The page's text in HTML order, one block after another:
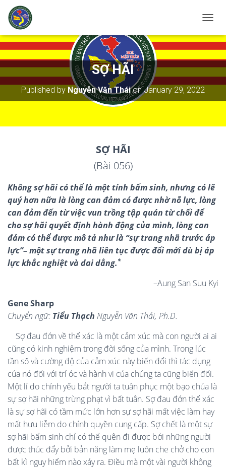
O
G
N
V
SỢ HÃI
Published by Nguyễn Văn TháionJanuary 29, 2022
SỢHÃI
(Bài 056)
Không sợ hãi có thể là một tính bẩm sinh, nhưng có lẽ
quý hơn nữa là lòng can đảm có được nhờ nỗ lực, lòng
can đảm đến từ việc vun trồng tập quán từ chối để
cho sợ hãi quyết định hành động của mình, lòng can
đảm có thể được mô tả như là “sự trang nhã trước áp
lực”– một sự trang nhã liên tục được đổi mới dù bị áp
lực khắc nghiệt và dai dẳng.*
–Aung San Suu Kyi
Gene Sharp
Chuyển ngữ: Tiểu Thạch Nguyễn Văn Thái, Ph.D.
Sợ đau đớn về thể xác là một cảm xúc mà con người ai ai
cũng có kinh nghiệm trong đời sống của mình. Trong lúc
tần số và cường độ của cảm xúc này biến đổi thì tác dụng
của nó đối với trí óc và hành vi của chúng ta cũng biến đổi.
Một lí do chính yếu bắt người ta tuân phục một bạo chúa là
sự sợ hãi những trừng phạt vì bất tuân. Sợ đau đớn thể xác
là sự sợ hãi có tầm mức lớn hơn sự sợ hãi mất việc làm hay
mất hưu liễm do chính quyền cung cấp. Sợ chết là một sự
sợ hãi bẩm sinh chỉ có thể quên đi được bởi những người
được thúc đẩy bởi bản năng làm mẹ luôn che chở cho con
bất kì nguy hiểm nào xảy ra. Điều mà một vài người không